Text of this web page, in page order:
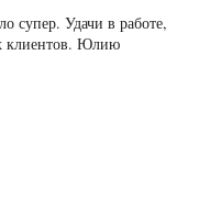
супер. Удачи в работе,
клиентов. Юлию